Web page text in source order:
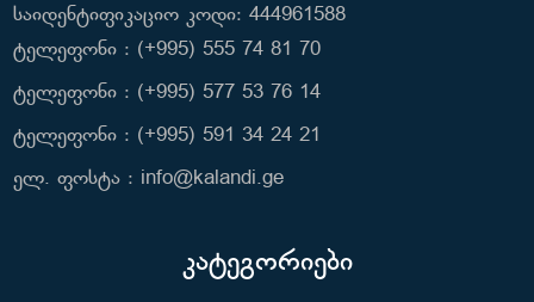
საიდენტიფიკაციო კოდი: 444961588
ტელეფონი : (+995) 555 74 81 70
ტელეფონი : (+995) 577 53 76 14
ტელეფონი : (+995) 591 34 24 21
ელ. ფოსტა : info@kalandi.ge
კატეგორიები